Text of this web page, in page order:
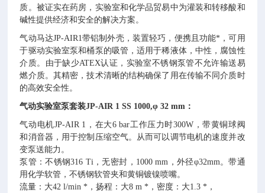
质。被证实在药房，实验室和化学品贸易中为灌装和转移酸和
碱性提供经济和安全的解决方案。
气动马达JP-AIR1带铝制外壳，装置轻巧，便携且功能*，可用
于驱动实验室泵和桶泵的吸管，适用于稀液体，中性，腐蚀性
介质。由于缺少ATEX认证，实验室不锈钢泵管不允许输送易
燃介质。其精密，技术清晰的结构确保了用在传输不同介质时
的高效安全性。
气动实验室泵套装JP-AIR 1 SS 1000,φ 32 mm：
气动电机JP-AIR 1，在大6 bar工作压力时300W，带黄铜球阀
和消音器，用于控制压缩空气。从而可以调节电机的速度并改
变泵送能力。
泵管：不锈钢316 Ti，无密封，1000 mm，外径φ32mm。带通
用化学软管，不锈钢软管夹和黄铜镀镍喷嘴。
流量：大42 l/min *，扬程：大8 m *，密度：大1.3 *，